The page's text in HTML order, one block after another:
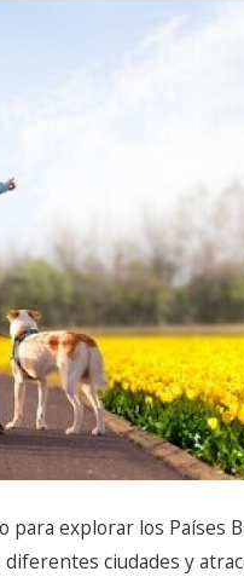
para explorar los Países
ciudades y